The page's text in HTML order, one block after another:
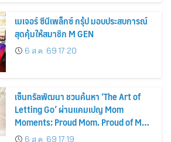
เมเจอร์ ซีนีเพล็กซ์ กรุ้ป มอบประสบการณ์
สุดคุ้มให้สมาชิก M GEN
6 ส.ค. 69 17:20
เซ็นทรัลพัฒนา ชวนค้นหา ‘The Art of
Letting Go’ ผ่านแคมเปญ Mom
Moments: Proud Mom. Proud of My
Mom.6 ส.ค. 69 17:19